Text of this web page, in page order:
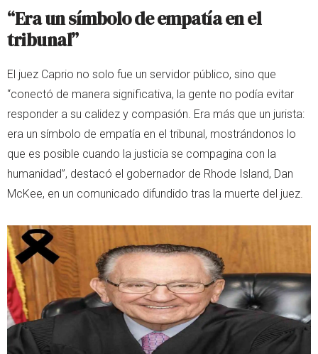
“Era un símbolo de empatía en el
tribunal”
El juez Caprio no solo fue un servidor público, sino que
“conectó de manera significativa, la gente no podía evitar
responder a su calidez y compasión. Era más que un jurista:
era un símbolo de empatía en el tribunal, mostrándonos lo
que es posible cuando la justicia se compagina con la
humanidad”, destacó el gobernador de Rhode Island, Dan
McKee, en un comunicado difundido tras la muerte del juez.